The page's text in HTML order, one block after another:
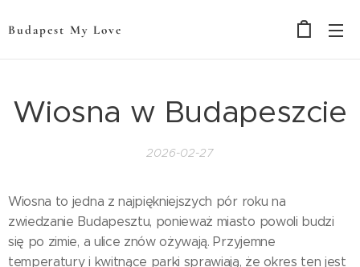
Budapest My Love
Wiosna w Budapeszcie
2026-02-27
Wiosna to jedna z najpiękniejszych pór roku na
zwiedzanie Budapesztu, ponieważ miasto powoli budzi
się po zimie, a ulice znów ożywają. Przyjemne
temperatury i kwitnące parki sprawiają, że okres ten jest